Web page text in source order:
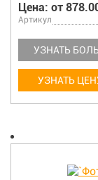
Цена: от
Артикул
УЗНАТЬ
УЗНАТЬ